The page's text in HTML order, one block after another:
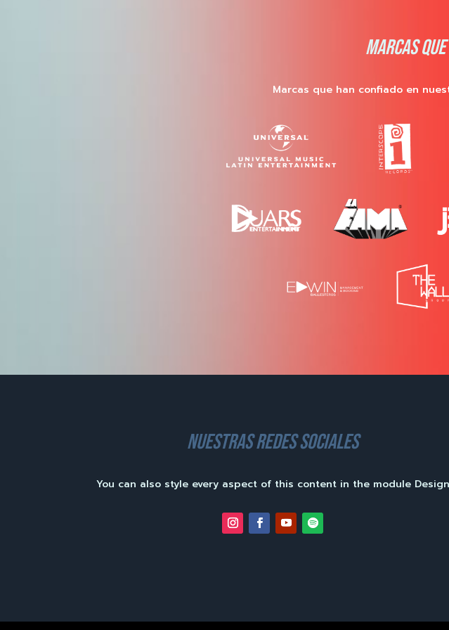
MARCAS
Marcas que han confiado en
nuestras redes sociales
You can also style every aspect of this content in the module Design